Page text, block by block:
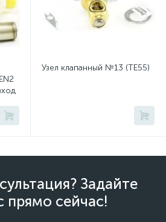
30
Узел клапанный №13 (TE55)
Задайте
прямо сейчас!